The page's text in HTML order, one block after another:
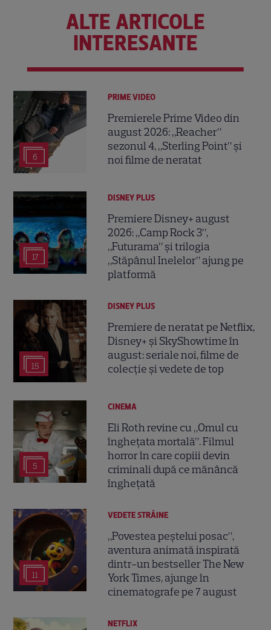
ALTE ARTICOLE
INTERESANTE
6
PRIME VIDEO
Premierele Prime Video din
august 2026: „Reacher”
sezonul 4, „Sterling Point” și
noi filme de neratat
17
DISNEY PLUS
Premiere Disney+ august
2026: „Camp Rock 3”,
„Futurama” și trilogia
„Stăpânul Inelelor” ajung pe
platformă
15
DISNEY PLUS
Premiere de neratat pe Netflix,
Disney+ și SkyShowtime în
august: seriale noi, filme de
colecție și vedete de top
5
CINEMA
Eli Roth revine cu „Omul cu
înghețata mortală”. Filmul
horror în care copiii devin
criminali după ce mănâncă
înghețată
11
VEDETE STRĂINE
„Povestea peștelui posac”,
aventura animată inspirată
dintr-un bestseller The New
York Times, ajunge în
cinematografe pe 7 august
NETFLIX